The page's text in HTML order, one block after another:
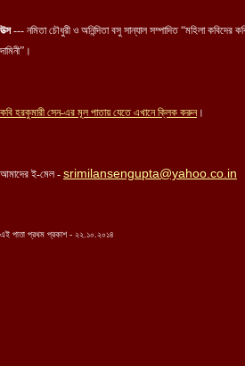
উত্স--- নমিতা চৌধুরী ও অনিন্দিতা বসু সান্যাল সম্পাদিত “মহিলা
দামিনী”।
কবি হরকুমারী সেন-এর মূল পাতায় যেতে এখানে ক্লিক করুন।
আমাদের ই-মেল - srimilansengupta@yahoo.co.in
এই পাতা প্রথম প্রকাশ - ২২.১০.২০১৪